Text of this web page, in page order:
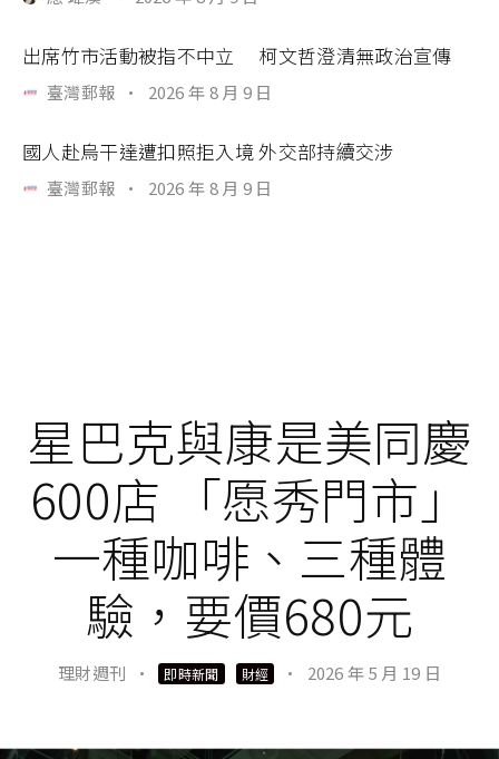
出席竹市活動被指不中立 柯文哲澄清無政治宣傳
臺灣郵報 · 2026 年 8 月 9 日
國人赴烏干達遭扣照拒入境 外交部持續交涉
臺灣郵報 · 2026 年 8 月 9 日
星巴克與康是美同慶
600店 「愿秀門市」
一種咖啡、三種體
驗，要價680元
理財週刊 · 即時新聞 財經 · 2026 年 5 月 19 日